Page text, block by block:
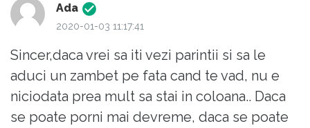
Ada
2020-01-03 11:17:41
Sincer,daca vrei sa iti vezi parintii si sa le
aduci un zambet pe fata cand te vad, nu e
niciodata prea mult sa stai in coloana.. Daca
se poate porni mai devreme, daca se poate